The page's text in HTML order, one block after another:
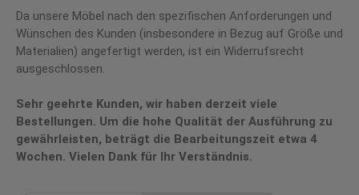
Da unsere Möbel nach den spezifischen Anforderungen und
Wünschen des Kunden (insbesondere in Bezug auf Größe und
Materialien) angefertigt werden, ist ein Widerrufsrecht
ausgeschlossen.
Sehr geehrte Kunden, wir haben derzeit viele
Bestellungen. Um die hohe Qualität der Ausführung zu
gewährleisten, beträgt die Bearbeitungszeit etwa 4
Wochen. Vielen Dank für Ihr Verständnis.